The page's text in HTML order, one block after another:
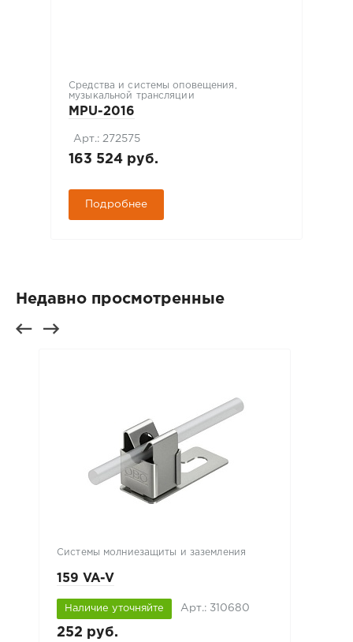
Средства и системы оповещения,
музыкальной трансляции
MPU-2016
Арт.: 272575
163 524 руб.
Подробнее
Недавно просмотренные
Системы молниезащиты и заземления
159 VA-V
Наличие уточняйте Арт.: 310680
252 руб.